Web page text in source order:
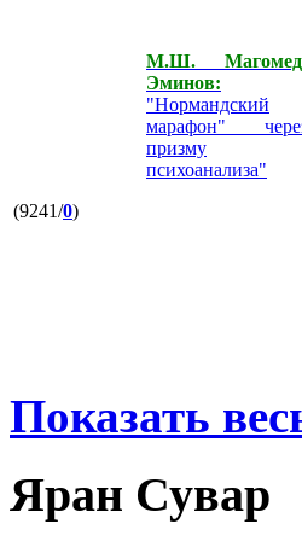
М.Ш.
Эминов:
"Нормандский
марафон"
призму
психоанализа"
(9241/0)
Показать
Яран Сувар